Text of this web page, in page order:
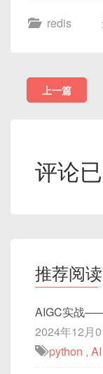
redis
上一篇
评论
推荐阅读
AIGC实战
2024年12月
python , AI